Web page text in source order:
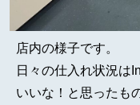
店内の様子です。
日々の仕入れ状況は
いいな！と思ったも